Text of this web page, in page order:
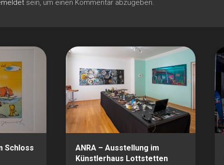
sein, um einen Kommentar abzugeben.
Schloss
ANRA – Ausstellung im
Künstlerhaus Lottstetten